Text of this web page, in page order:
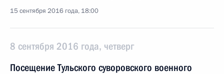
15 сентября 2016 года, 18:00
8 сентября 2016 года, четверг
Посещение Тульского суворовского военного